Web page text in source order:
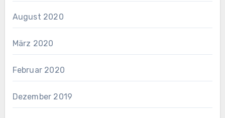
August 2020
März 2020
Februar 2020
Dezember 2019